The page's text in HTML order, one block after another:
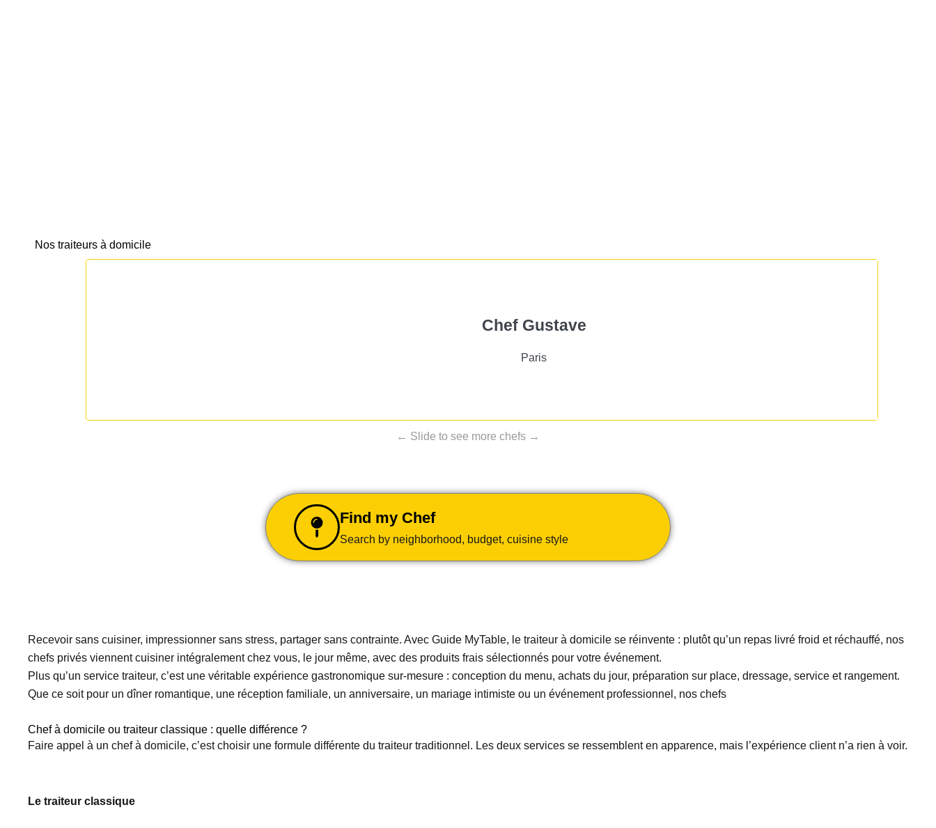
Nos traiteurs à domicile
Chef Gustave
Paris
← Slide to see more chefs →
Find my Chef
Search by neighborhood, budget, cuisine style
Recevoir sans cuisiner, impressionner sans stress, partager sans contrainte. Avec Guide MyTable, le traiteur à domicile se réinvente : plutôt qu’un repas livré froid et réchauffé, nos
chefs privés viennent cuisiner intégralement chez vous, le jour même, avec des produits frais sélectionnés pour votre événement.
Plus qu’un service traiteur, c’est une véritable expérience gastronomique sur-mesure : conception du menu, achats du jour, préparation sur place, dressage, service et rangement.
Que ce soit pour un dîner romantique, une réception familiale, un anniversaire, un mariage intimiste ou un événement professionnel, nos chefs
Chef à domicile ou traiteur classique : quelle différence ?
Faire appel à un chef à domicile, c’est choisir une formule différente du traiteur traditionnel. Les deux services se ressemblent en apparence, mais l’expérience client n’a rien à voir.
Le traiteur classique